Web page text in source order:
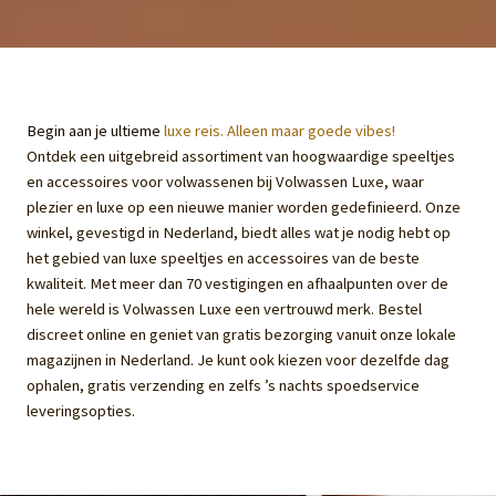
Begin aan je ultieme luxe reis. Alleen maar goede vibes!
Ontdek een uitgebreid assortiment van hoogwaardige speeltjes
en accessoires voor volwassenen bij Volwassen Luxe, waar
plezier en luxe op een nieuwe manier worden gedefinieerd. Onze
winkel, gevestigd in Nederland, biedt alles wat je nodig hebt op
het gebied van luxe speeltjes en accessoires van de beste
kwaliteit. Met meer dan 70 vestigingen en afhaalpunten over de
hele wereld is Volwassen Luxe een vertrouwd merk. Bestel
discreet online en geniet van gratis bezorging vanuit onze lokale
magazijnen in Nederland. Je kunt ook kiezen voor dezelfde dag
ophalen, gratis verzending en zelfs ’s nachts spoedservice
leveringsopties.